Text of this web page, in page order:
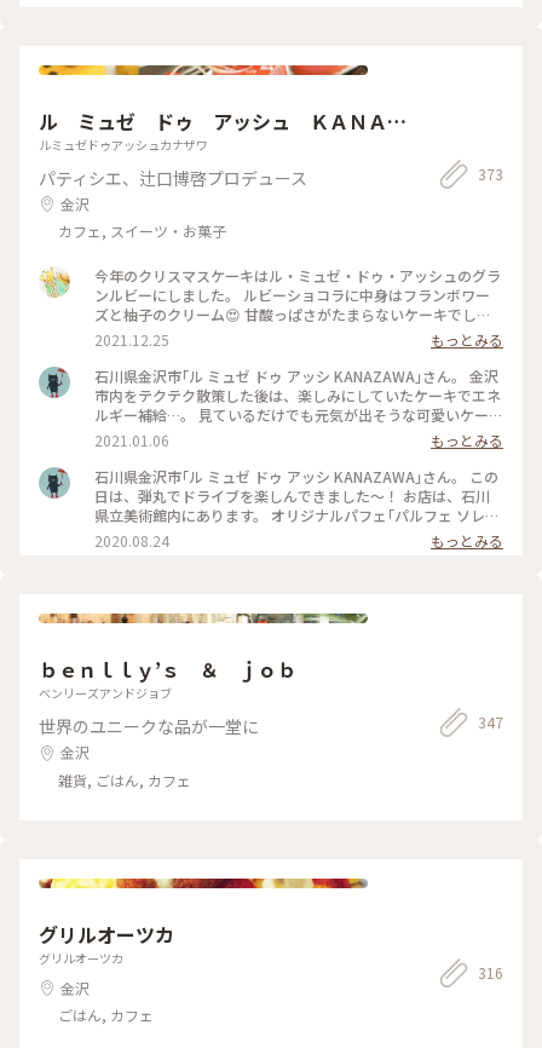
ル ミュゼ ドゥ アッシュ ＫＡＮＡＺ
ＡＷＡ
ルミュゼドゥアッシュカナザワ
パティシエ、辻口博啓プロデュース
金沢
カフェ, スイーツ・お菓子
373
今年のクリスマスケーキはル・ミュゼ・ドゥ・アッシュのグラ
ンルビーにしました。 ルビーショコラに中身はフランボワー
ズと柚子のクリーム😍 甘酸っぱさがたまらないケーキでし
た。 ❤️型もかわいい！ #クリスマス#ケーキ
2021.12.25
もっとみる
石川県金沢市｢ル ミュゼ ドゥ アッシ KANAZAWA｣さん。 金沢
市内をテクテク散策した後は、楽しみにしていたケーキでエネ
ルギー補給…。 見ているだけでも元気が出そうな可愛いケーキ
達…。 #石川県立美術館 #パフェ #金沢 #カフェ #辻口博啓 #ゴ
ーラー隊 ********************** マイペース過ぎて、 昨年に
行った所を全て投稿できませんでした…笑 新年初投稿なのに内
容は昨年…汗 これからも、ボチボチ投稿になると思いますが、
無理をしないように、健康第一で頑張って行こうと思います！
2021.01.06
もっとみる
石川県金沢市｢ル ミュゼ ドゥ アッシ KANAZAWA｣さん。 この
日は、弾丸でドライブを楽しんできました～！ お店は、石川
県立美術館内にあります。 オリジナルパフェ｢パルフェ ソレイ
ユ｣を注文…。 アップルマンゴーと加賀棒茶のジュレが美味し
い！能登の天然塩を使った塩キャラメルソースをかけると、香
啓 #ゴーラー隊
2020.08.24 もっとみる
ｂｅｎｌｌｙ’ｓ ＆ ｊｏｂ
ベンリーズアンドジョブ
世界のユニークな品が一堂に
金沢
雑貨, ごはん, カフェ
347
グリルオーツカ
グリルオーツカ
金沢
ごはん, カフェ
316